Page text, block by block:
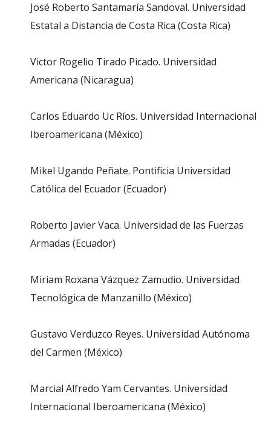
José Roberto Santamaría Sandoval. Universidad
Estatal a Distancia de Costa Rica (Costa Rica)
Victor Rogelio Tirado Picado. Universidad
Americana (Nicaragua)
Carlos Eduardo Uc Ríos. Universidad Internacional
Iberoamericana (México)
Mikel Ugando Peñate. Pontificia Universidad
Católica del Ecuador (Ecuador)
Roberto Javier Vaca. Universidad de las Fuerzas
Armadas (Ecuador)
Miriam Roxana Vázquez Zamudio. Universidad
Tecnológica de Manzanillo (México)
Gustavo Verduzco Reyes. Universidad Autónoma
del Carmen (México)
Marcial Alfredo Yam Cervantes. Universidad
Internacional Iberoamericana (México)